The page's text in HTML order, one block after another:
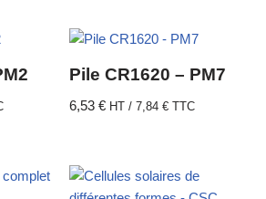
Pile CR1620 – PM7
6,53€ HT /7,84€ TTC